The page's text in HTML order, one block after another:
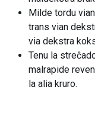
Milde tordu
trans vian
via dekstra
Tenu la
malrapide
la alia kruro.